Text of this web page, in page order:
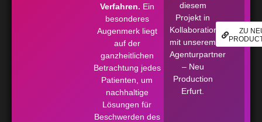
Verfahren. Ein
besonderes
Augenmerk liegt
auf der
ganzheitlichen
Betrachtung jedes
Patienten, um
nachhaltige
Lösungen für
Beschwerden des
diesem
Projekt in
Kollaboration
mit unserem
Agenturpartner
– Neu
Production
Erfurt.
ZU